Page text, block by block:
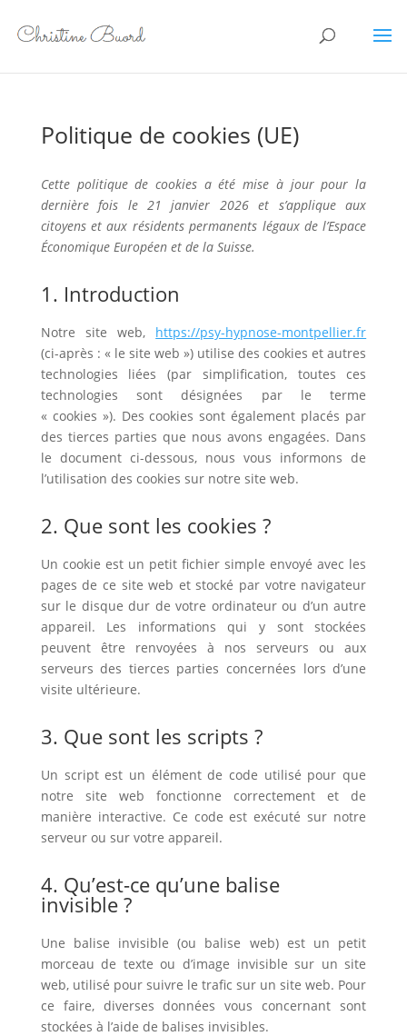
Politique de cookies (UE)
Cette politique de cookies a été mise à jour pour la
dernière fois le 21 janvier 2026 et s’applique aux
citoyens et aux résidents permanents légaux de l’Espace
Économique Européen et de la Suisse.
1. Introduction
Notre site web, https://psy-hypnose-montpellier.fr
(ci-après : « le site web ») utilise des cookies et autres
technologies liées (par simplification, toutes ces
technologies sont désignées par le terme
« cookies »). Des cookies sont également placés par
des tierces parties que nous avons engagées. Dans
le document ci-dessous, nous vous informons de
l’utilisation des cookies sur notre site web.
2. Que sont les cookies ?
Un cookie est un petit fichier simple envoyé avec les
pages de ce site web et stocké par votre navigateur
sur le disque dur de votre ordinateur ou d’un autre
appareil. Les informations qui y sont stockées
peuvent être renvoyées à nos serveurs ou aux
serveurs des tierces parties concernées lors d’une
visite ultérieure.
3. Que sont les scripts ?
Un script est un élément de code utilisé pour que
notre site web fonctionne correctement et de
manière interactive. Ce code est exécuté sur notre
serveur ou sur votre appareil.
4. Qu’est-ce qu’une balise
invisible ?
Une balise invisible (ou balise web) est un petit
morceau de texte ou d’image invisible sur un site
web, utilisé pour suivre le trafic sur un site web. Pour
ce faire, diverses données vous concernant sont
stockées à l’aide de balises invisibles.